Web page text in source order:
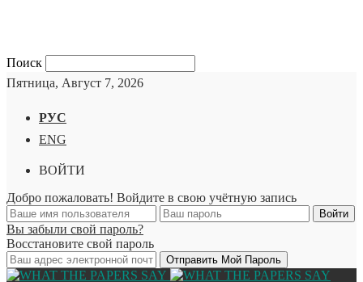
Поиск
Пятница, Август 7, 2026
РУС
ENG
ВОЙТИ
Добро пожаловать! Войдите в свою учётную запись
Вы забыли свой пароль?
Восстановите свой пароль